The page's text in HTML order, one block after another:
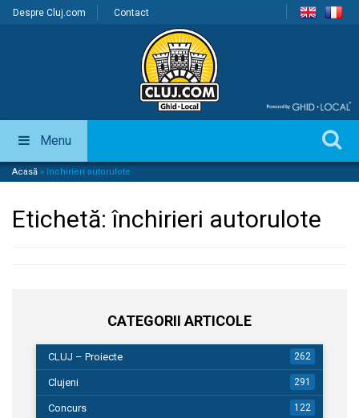
Despre Cluj.com Contact
Menu
Acasă » închirieri autorulote
Etichetă:închirieri autorulote
CATEGORII ARTICOLE
CLUJ – Proiecte 262
Clujeni 291
Concurs 122